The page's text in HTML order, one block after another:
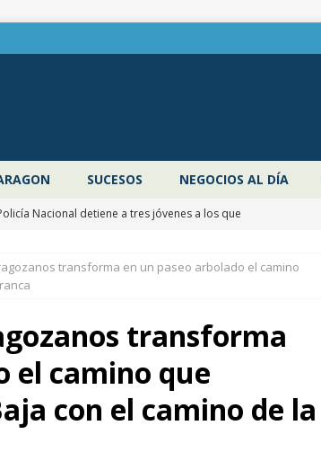
SUCESOS NEGOCIOS AL DÍA
Nacional detiene a tres jóvenes a los que
para promocionar los espacios naturales y actividades al
ZARAGOZA PROVINCIA
Varona abre este sábado el Festival Veruela Verano de
con las entradas agotadas
transforma en un paseo arbolado el camino
transforma
el camino que
con el camino de la